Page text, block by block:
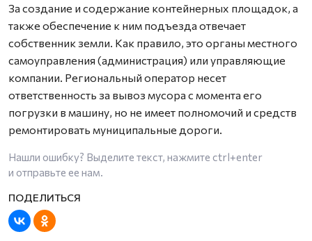
За создание и содержание контейнерных площадок, а
также обеспечение к ним подъезда отвечает
собственник земли. Как правило, это органы местного
самоуправления (администрация) или управляющие
компании. Региональный оператор несет
ответственность за вывоз мусора с момента его
погрузки в машину, но не имеет полномочий и средств
ремонтировать муниципальные дороги.
Нашли ошибку? Выделите текст, нажмите ctrl+enter
и отправьте ее нам.